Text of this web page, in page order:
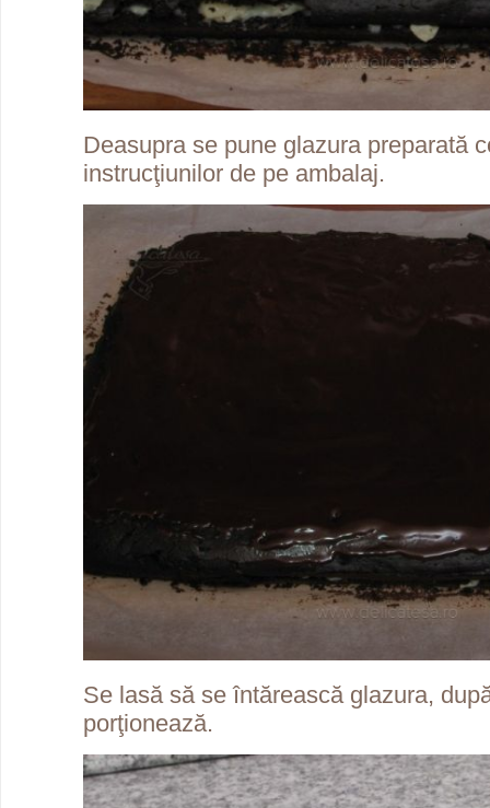
Deasupra se pune glazura preparată
instrucţiunilor de pe ambalaj.
Se lasă să se întărească glazura,
porţionează.